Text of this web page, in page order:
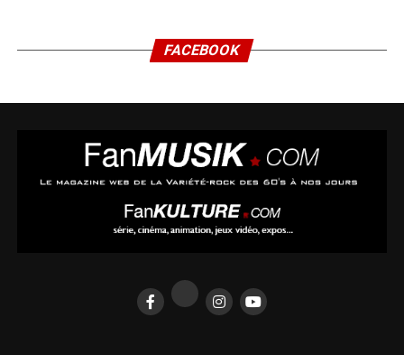
FACEBOOK